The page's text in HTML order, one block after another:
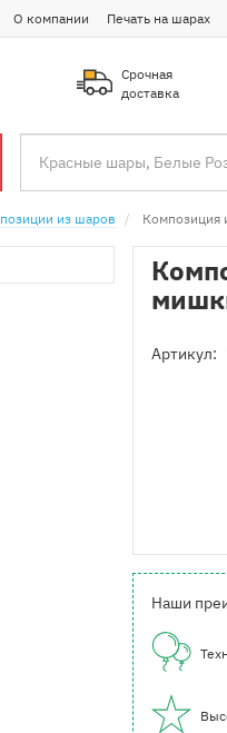
О компании Печать на шарах
Срочная
доставка
из шаров
Артикул:
Наши